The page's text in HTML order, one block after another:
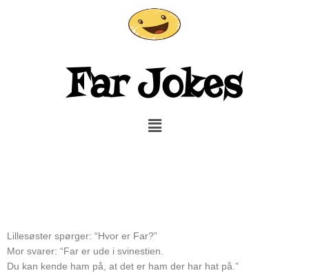
Far Jokes
Menu
Lillesøster spørger: “Hvor er Far?”
Mor svarer: “Far er ude i svinestien.
Du kan kende ham på, at det er ham der har hat på.”